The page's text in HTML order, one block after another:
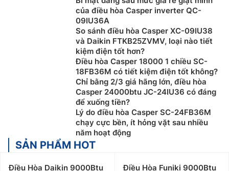
của điều hòa Casper inverter QC-
09IU36A
So sánh điều hòa Casper XC-09IU38
và Daikin FTKB25ZVMV, loại nào tiết
kiệm điện tốt hơn?
Điều hòa Casper 18000 1 chiều SC-
18FB36M có tiết kiệm điện tốt không?
Chỉ bằng 2/3 giá hãng lớn, điều hòa
Casper 24000btu JC-24IU36 có đáng
để xuống tiền?
Lý do điều hòa Casper SC-24FB36M
chạy cực bền, ít hỏng vặt sau nhiều
năm hoạt động
SẢN PHẨM HOT
Điều Hòa Daikin 9000Btu
Điều Hòa Funiki 9000Btu